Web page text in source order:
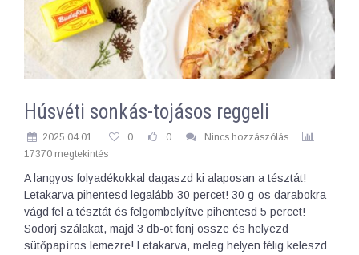
Húsvéti sonkás-tojásos reggeli
2025.04.01. 0 0
Nincs hozzászólás
17370 megtekintés
A langyos folyadékokkal dagaszd ki alaposan a tésztát!
Letakarva pihentesd legalább 30 percet! 30 g-os darabokra
vágd fel a tésztát és felgömbölyítve pihentesd 5 percet!
Sodorj szálakat, majd 3 db-ot fonj össze és helyezd
sütőpapíros lemezre! Letakarva, meleg helyen félig keleszd